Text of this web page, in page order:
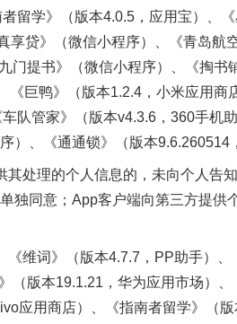
留学》（版本4.0.5，应用宝）、
贷》（微信小程序）、《青岛航
门提书》（微信小程序）、《掏
巨鸭》（版本1.2.4，小米应用商
队管家》（版本v4.3.6，360手机
）、《通通锁》（版本9.6.260514
理的个人信息的，未向个人告
独同意；App客户端向第三方提供
词》（版本4.7.7，PP助手）、
（版本19.1.21，华为应用市场）
应用商店）、《指南者留学》（